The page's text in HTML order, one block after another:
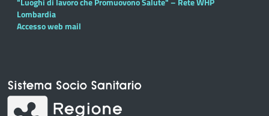
Lombardia
Accesso web mail